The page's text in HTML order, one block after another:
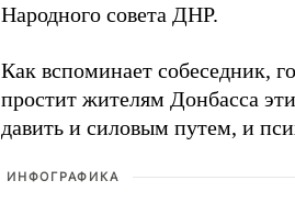
Народного совета ДНР.
Как вспоминает собеседник,
простит жителям Донбасса
давить и силовым путем, и
ИНФОГРАФИКА